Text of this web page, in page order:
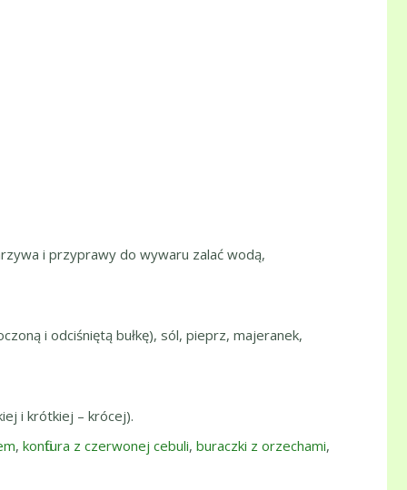
i przyprawy do wywaru zalać wodą,
i odciśniętą bułkę), sól, pieprz, majeranek,
i krótkiej – krócej).
, konfitura z czerwonej cebuli, buraczki z orzechami,